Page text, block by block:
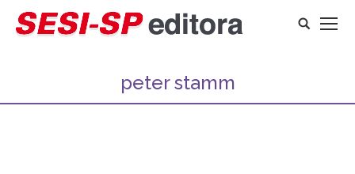
Search:
peter stamm